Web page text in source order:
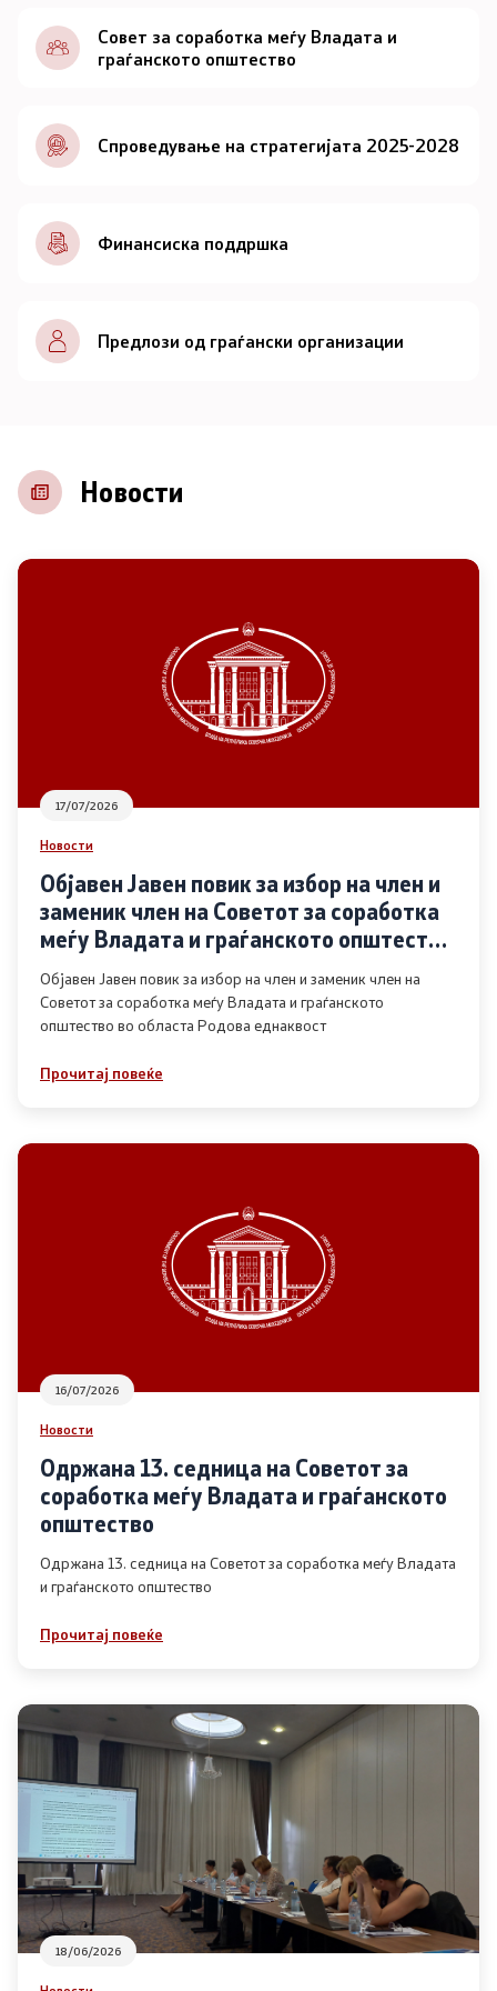
Документи
Совет
За советот
Документи
Записници и дневни редови од седниците на
Советот
Контакт
Основање на здружение
Дијалог меѓу Владата и граѓанскиот сектор
Отворени денови за иницијативи на граѓанските
организации
Финансиска поддршка
Извештаи
Список на ОЈИ
Контакт
Контакт
Линкови
Изјава за пристапност
Со еден клик до сите услуги
Совет за соработка меѓу Владата и
граѓанското општество
Спроведување на стратегијата 2025-2028
Финансиска поддршка
Предлози од граѓански организации
Новости
17/07/2026
Новости
Објавен Јавен повик за избор на член и
заменик член на Советот за соработка
меѓу Владата и граѓанското општество
во областа Родова еднаквост
Објавен Јавен повик за избор на член и заменик член на
Советот за соработка меѓу Владата и граѓанското
општество во областа Родова еднаквост
Прочитај повеќе
16/07/2026
Новости
Одржана 13. седница на Советот за
соработка меѓу Владата и граѓанското
општество
Одржана 13. седница на Советот за соработка меѓу Владата
и граѓанското општество
Прочитај повеќе
18/06/2026